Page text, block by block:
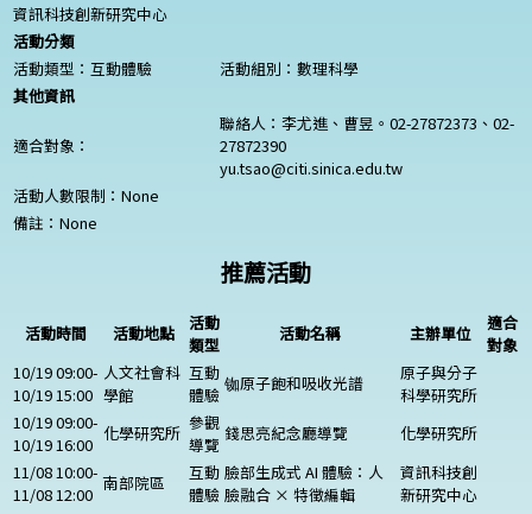
資訊科技創新研究中心
活動分類
活動類型：互動體驗
活動組別：數理科學
其他資訊
適合對象：
聯絡人：李尤進、曹昱。02-27872373、02-
27872390
yu.tsao@citi.sinica.edu.tw
活動人數限制： None
備註： None
推薦活動
活動時間 活動地點
活動
類型
活動名稱 主辦單位
適合
對象
10/19 09:00-
10/19 15:00
人文社會科
學館
互動
體驗
铷原子飽和吸收光譜
原子與分子
科學研究所
10/19 09:00-
10/19 16:00
化學研究所 參觀
導覽
錢思亮紀念廳導覽
化學研究所
11/08 10:00-
11/08 12:00
南部院區
互動
體驗
臉部生成式 AI 體驗：人
臉融合 × 特徵編輯
資訊科技創
新研究中心